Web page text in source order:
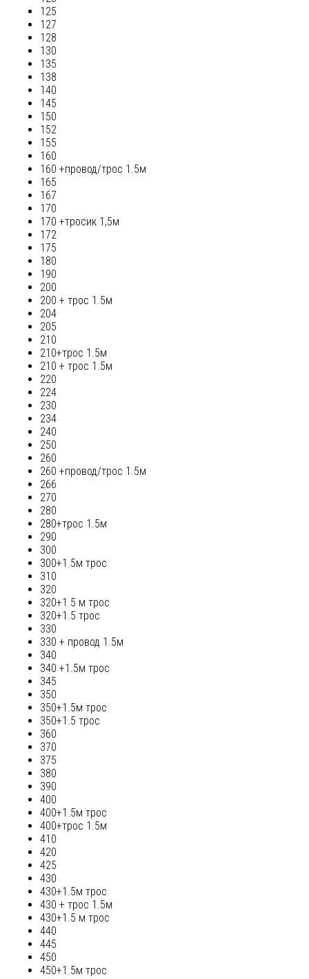
125
127
128
130
135
138
140
145
150
152
155
160
160 +провод/трос 1.5м
165
167
170
170 +тросик 1,5м
172
175
180
190
200
200 + трос 1.5м
204
205
210
210+трос 1.5м
210 + трос 1.5м
220
224
230
234
240
250
260
260 +провод/трос 1.5м
266
270
280
280+трос 1.5м
290
300
300+1.5м трос
310
320
320+1.5 м трос
320+1.5 трос
330
330 + провод 1.5м
340
340 +1.5м трос
345
350
350+1.5м трос
350+1.5 трос
360
370
375
380
390
400
400+1.5м трос
400+трос 1.5м
410
420
425
430
430+1.5м трос
430 + трос 1.5м
430+1.5 м трос
440
445
450
450+1.5м трос